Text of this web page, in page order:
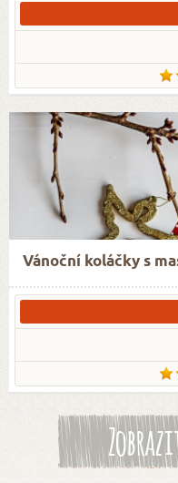
Vánoční koláčky s